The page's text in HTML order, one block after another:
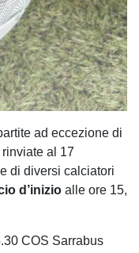
ad eccezione di
al 17
di diversi calciatori
d’inizio alle ore 15,
COS Sarrabus